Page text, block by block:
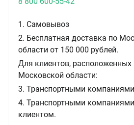
1. Самовывоз
2. Бесплатная доставка по
области от 150 000 рублей.
Для клиентов, расположенных
Московской области:
3. Транспортными
4. Транспортными
клиентом.